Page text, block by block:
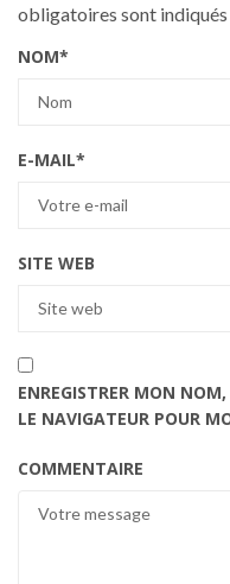
obligatoires sont indiqués
NOM*
E-MAIL*
SITE WEB
ENREGISTRER MON
LE NAVIGATEUR POUR
COMMENTAIRE